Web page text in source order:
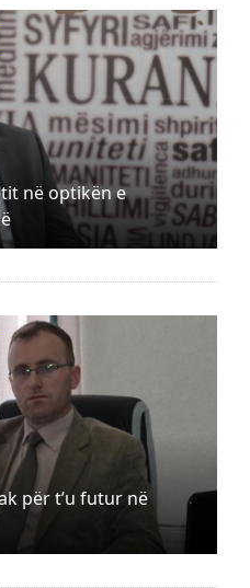
në optikën e
për t’u futur në